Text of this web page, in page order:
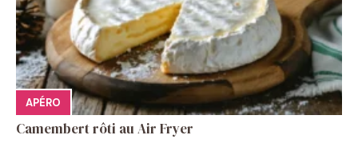
APÉRO
Camembert rôti au Air Fryer